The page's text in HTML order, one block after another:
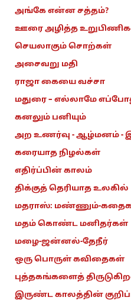
அங்கே என்ன சத்தம்?
ஊரை அழித்த
செயலாகும் சொற்கள்
அசைவறு மதி
ராஜா கையை வச்சா
மதுரை – எல்லாமே
கனலும் பனியும்
அற உணர்வு - ஆழ்மனம் -
கரையாத நிழல்கள்
எதிர்ப்பின் காலம்
திக்குத் தெரியாத உலகில்
மதராஸ்: மண்ணும்-
மதம் கொண்ட மனிதர்கள்
மழை-ஜன்னல்-தேநீர்
ஒரு பொருள் கவிதைகள்
புத்தகங்களைத்
இருண்ட காலத்தின்